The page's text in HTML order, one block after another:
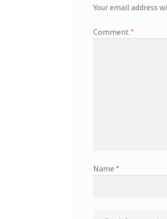
Your email address
Comment *
Name *